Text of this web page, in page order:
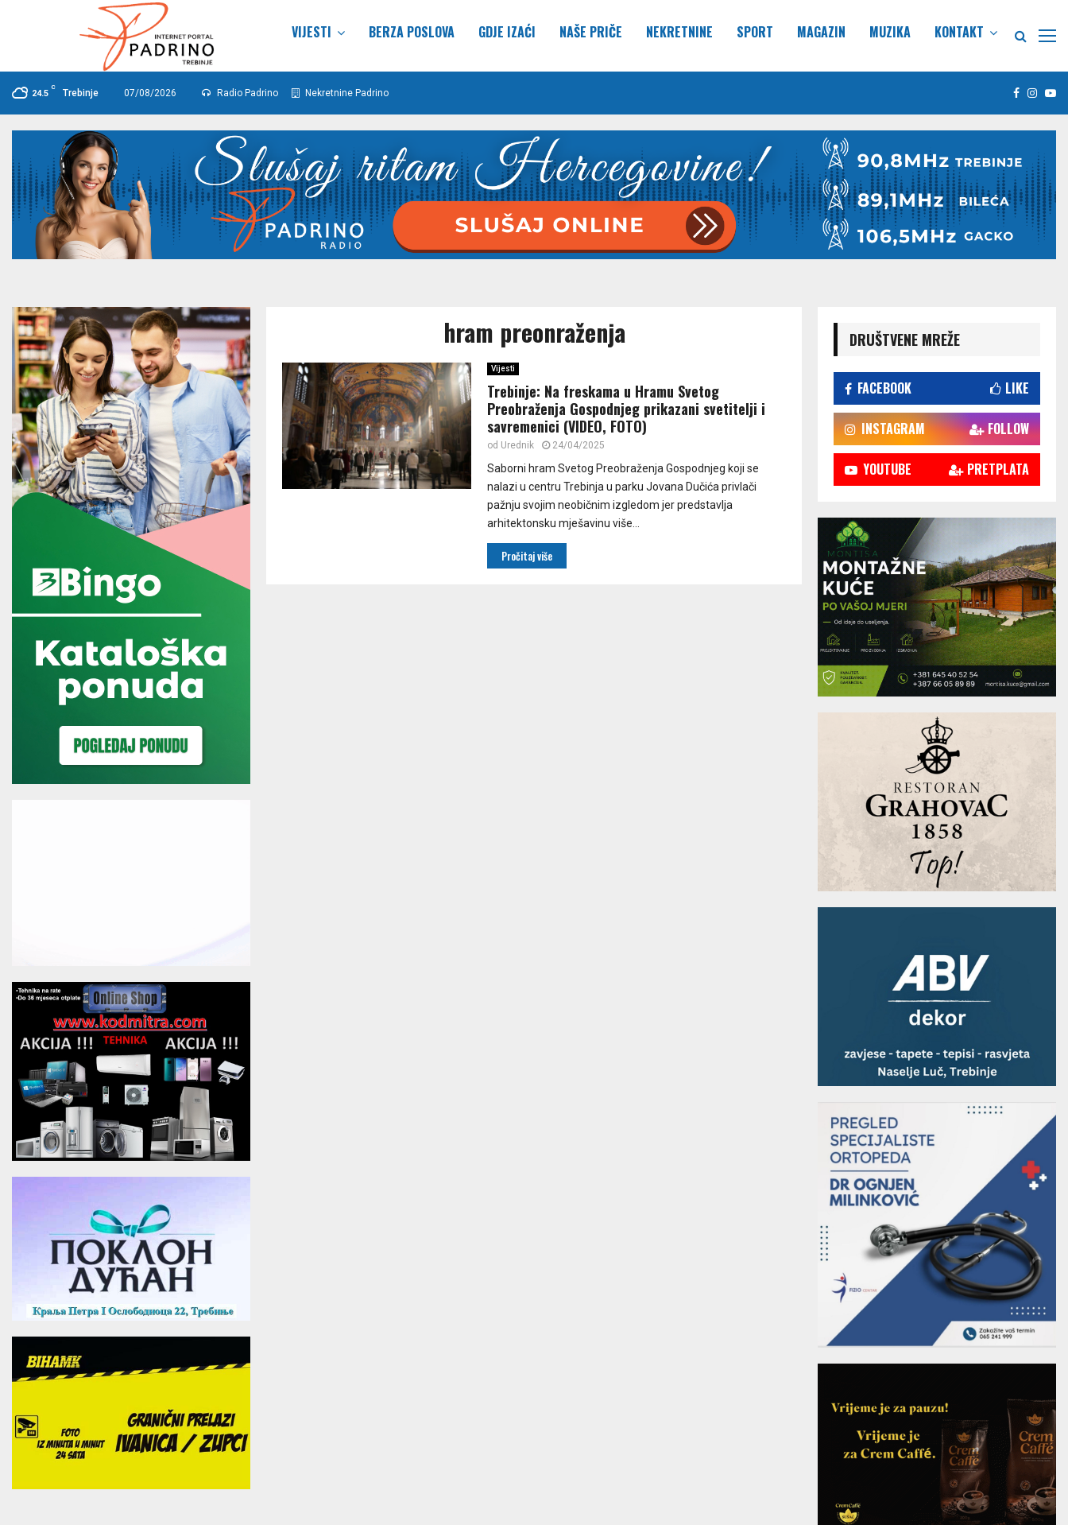
VIJESTI BERZA POSLOVA GDJE IZAĆI NAŠE PRIČE NEKRETNINE SPORT MAGAZIN MUZIKA KONTAKT
24.5
C
Trebinje 07/08/2026 Radio Padrino Nekretnine Padrino Facebook
hram preonraženja
Vijesti
Trebinje: Na freskama u Hramu Svetog
Preobraženja Gospodnjeg prikazani svetitelji i
savremenici (VIDEO, FOTO)
od Urednik 24/04/2025
Saborni hram Svetog Preobraženja Gospodnjeg koji se
nalazi u centru Trebinja u parku Jovana Dučića privlači
pažnju svojim neobičnim izgledom jer predstavlja
arhitektonsku mješavinu više...
Pročitaj više
DRUŠTVENE MREŽE
FACEBOOK LIKE
INSTAGRAM FOLLOW
YOUTUBE PRETPLATA